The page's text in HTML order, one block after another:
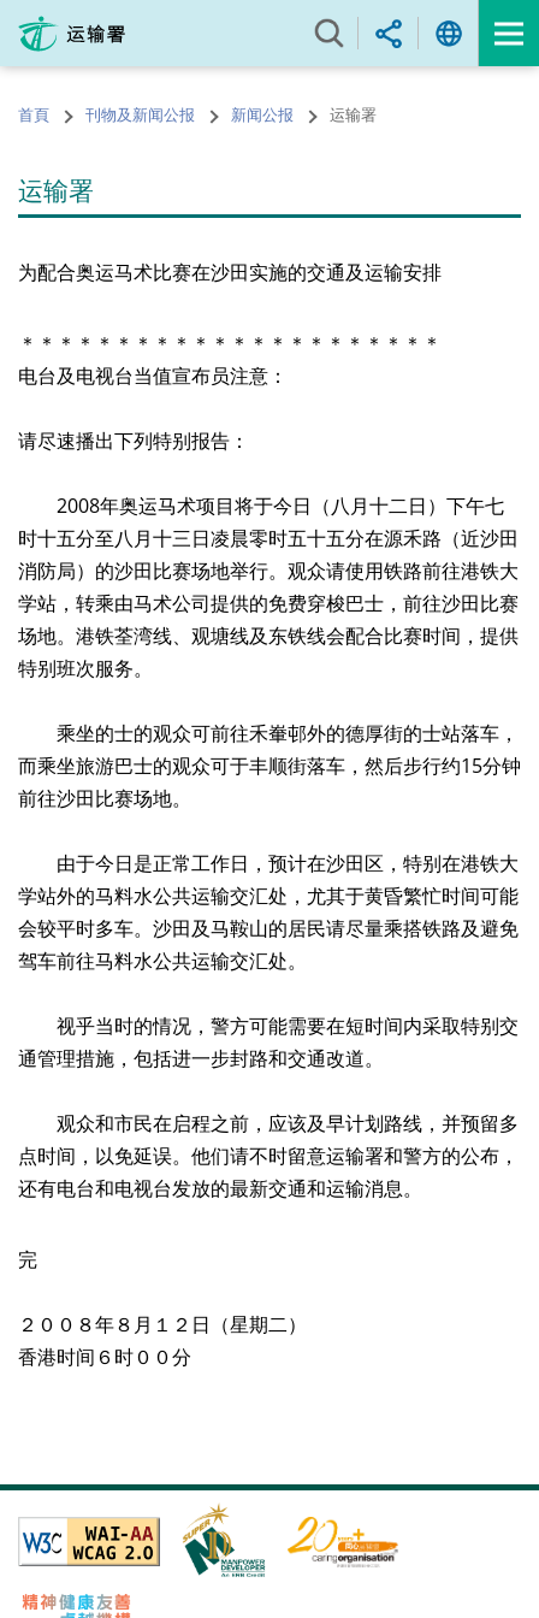
内
的首頁 刊物及新闻公报 新闻公报 运输署
运输署
为配合奥运马术比赛在沙田实施的交通及运输安排
＊＊＊＊＊＊＊＊＊＊＊＊＊＊＊＊＊＊＊＊＊＊
电台及电视台当值宣布员注意：
请尽速播出下列特别报告：
2008年奥运马术项目将于今日（八月十二日）下午七
时十五分至八月十三日凌晨零时五十五分在源禾路（近沙田
消防局）的沙田比赛场地举行。观众请使用铁路前往港铁大
学站，转乘由马术公司提供的免费穿梭巴士，前往沙田比赛
场地。港铁荃湾线、观塘线及东铁线会配合比赛时间，提供
特别班次服务。
乘坐的士的观众可前往禾輋邨外的德厚街的士站落车，
而乘坐旅游巴士的观众可于丰顺街落车，然后步行约15分钟
前往沙田比赛场地。
由于今日是正常工作日，预计在沙田区，特别在港铁大
学站外的马料水公共运输交汇处，尤其于黄昏繁忙时间可能
会较平时多车。沙田及马鞍山的居民请尽量乘搭铁路及避免
驾车前往马料水公共运输交汇处。
视乎当时的情况，警方可能需要在短时间内采取特别交
通管理措施，包括进一步封路和交通改道。
观众和市民在启程之前，应该及早计划路线，并预留多
点时间，以免延误。他们请不时留意运输署和警方的公布，
还有电台和电视台发放的最新交通和运输消息。
完
２００８年８月１２日（星期二）
香港时间６时００分